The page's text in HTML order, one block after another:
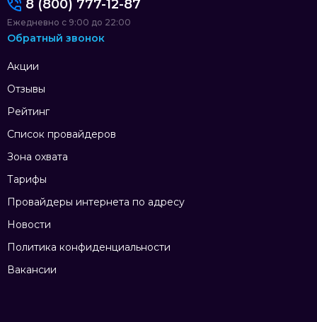
Акции
Отзывы
Рейтинг
Список провайдеров
Зона охвата
Тарифы
Провайдеры интернета по адресу
Новости
Политика конфиденциальности
Вакансии
8 (800) 777-12-87
Ежедневно с 9:00 до 22:00
Обратный звонок